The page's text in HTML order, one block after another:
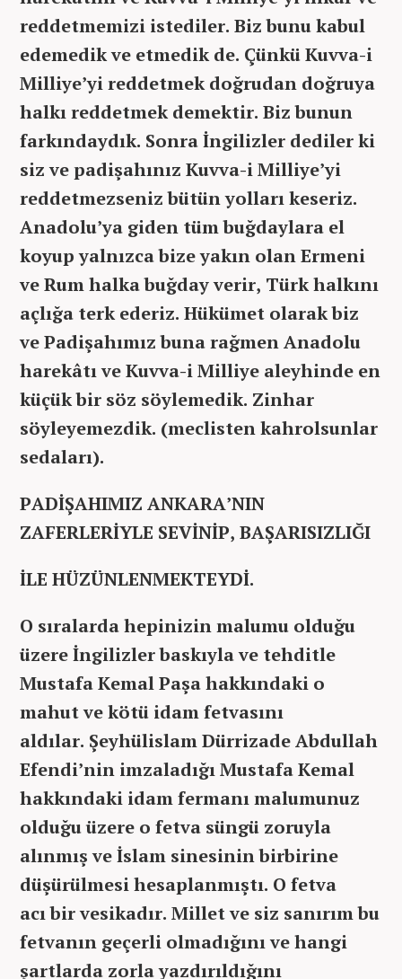
reddetmemizi istediler. Biz bunu kabul
edemedik ve etmedik de. Çünkü Kuvva-i
Milliye’yi reddetmekdoğrudan doğruya
halkı reddetmek demektir. Biz bunun
farkındaydık. Sonra İngilizler dediler ki
siz ve padişahınız Kuvva-i Milliye’yi
reddetmezseniz bütün yolları keseriz.
Anadolu’ya giden tüm buğdaylara el
koyup yalnızca bize yakın olan Ermeni
ve Rum halka buğday verir, Türk halkını
açlığa terk ederiz. Hükümet olarak biz
ve Padişahımız buna rağmen Anadolu
harekâtı ve Kuvva-i Milliye aleyhinde en
küçük bir söz söylemedik. Zinhar
söyleyemezdik. (meclisten kahrolsunlar
sedaları).
PADİŞAHIMIZ ANKARA’NIN
ZAFERLERİYLE SEVİNİP, BAŞARISIZLIĞI
İLE HÜZÜNLENMEKTEYDİ.
O sıralarda hepinizin malumu olduğu
üzere İngilizler baskıyla ve tehditle
Mustafa Kemal Paşa hakkındaki o
mahut ve kötü idam fetvasını
aldılar. Şeyhülislam Dürrizade Abdullah
Efendi’nin imzaladığı Mustafa Kemal
hakkındaki idam fermanı malumunuz
olduğu üzere o fetva süngü zoruyla
alınmış ve İslam sinesinin birbirine
düşürülmesi hesaplanmıştı. O fetva
acı bir vesikadır. Millet ve siz sanırım bu
fetvanın geçerli olmadığını ve hangi
şartlarda zorla yazdırıldığını